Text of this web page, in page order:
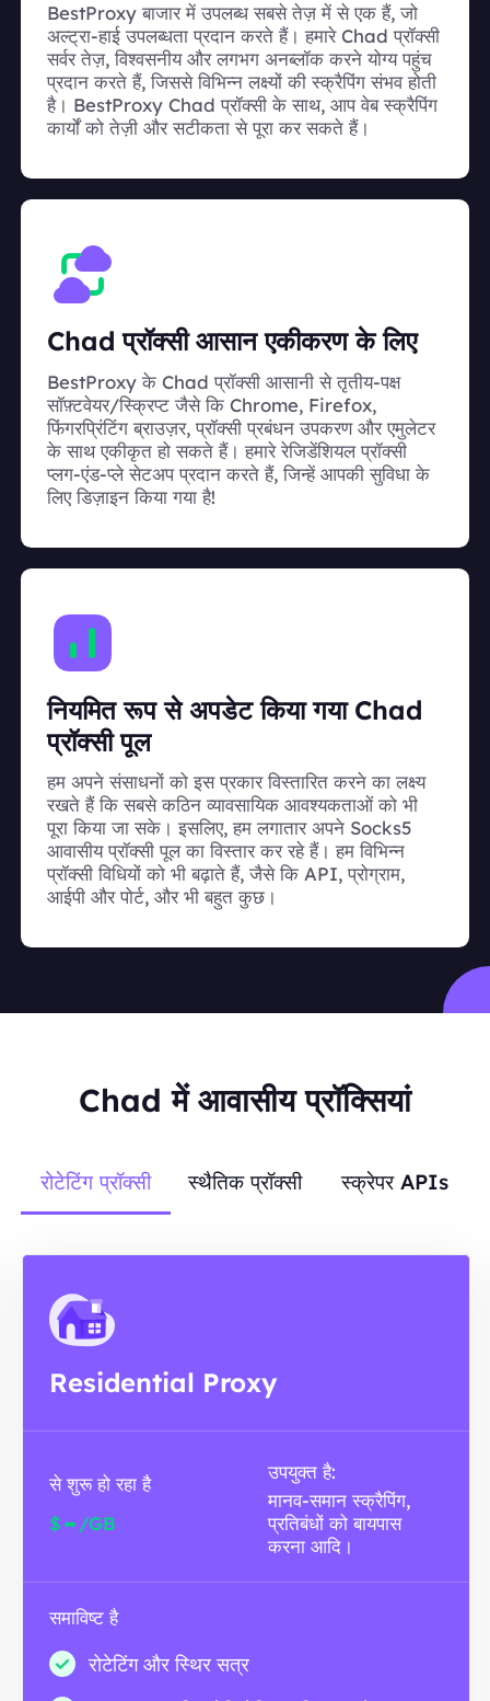
BestProxy बाजार में उपलब्ध सबसे तेज़ में से एक हैं, जो
अल्ट्रा-हाई उपलब्धता प्रदान करते हैं। हमारे Chad प्रॉक्सी
सर्वर तेज़, विश्वसनीय और लगभग अनब्लॉक करने योग्य पहुंच
प्रदान करते हैं, जिससे विभिन्न लक्ष्यों की स्क्रैपिंग संभव होती
है। BestProxy Chad प्रॉक्सी के साथ, आप वेब स्क्रैपिंग
कार्यों को तेज़ी और सटीकता से पूरा कर सकते हैं।
Chad प्रॉक्सी आसान एकीकरण के लिए
BestProxy के Chad प्रॉक्सी आसानी से तृतीय-पक्ष
सॉफ़्टवेयर/स्क्रिप्ट जैसे कि Chrome, Firefox,
फिंगरप्रिंटिंग ब्राउज़र, प्रॉक्सी प्रबंधन उपकरण और एमुलेटर
के साथ एकीकृत हो सकते हैं। हमारे रेजिडेंशियल प्रॉक्सी
प्लग-एंड-प्ले सेटअप प्रदान करते हैं, जिन्हें आपकी सुविधा के
लिए डिज़ाइन किया गया है!
नियमित रूप से अपडेट किया गया Chad
प्रॉक्सी पूल
हम अपने संसाधनों को इस प्रकार विस्तारित करने का लक्ष्य
रखते हैं कि सबसे कठिन व्यावसायिक आवश्यकताओं को भी
पूरा किया जा सके। इसलिए, हम लगातार अपने Socks5
आवासीय प्रॉक्सी पूल का विस्तार कर रहे हैं। हम विभिन्न
प्रॉक्सी विधियों को भी बढ़ाते हैं, जैसे कि API, प्रोग्राम,
आईपी और पोर्ट, और भी बहुत कुछ।
Chad में आवासीय प्रॉक्सियां
रोटेटिंग प्रॉक्सी स्थैतिक प्रॉक्सी स्क्रेपर APIs
Residential Proxy
से शुरू हो रहा है
$- /GB
उपयुक्त है:
मानव-समान स्क्रैपिंग,
प्रतिबंधों को बायपास
करना आदि।
समाविष्ट है
रोटेटिंग और स्थिर सत्र